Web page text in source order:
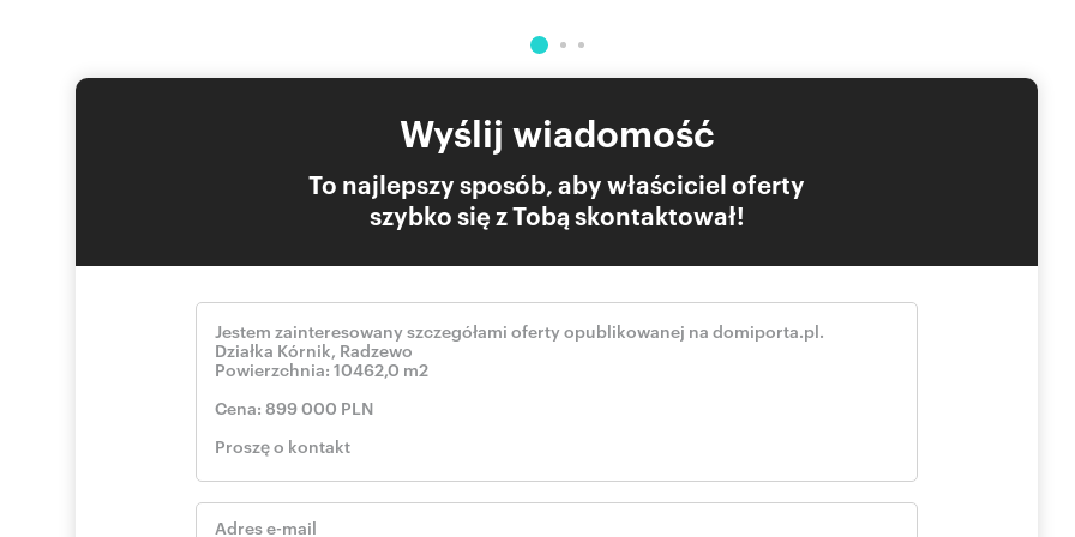
Zapewniamy profesjonalną i kompleksową obsługę do momentu przekazania kluczy. Załatwiamy wszelkie możliwe
formalności i zapewniamy bezpieczeństwo transakcji.
Numer oferty: ZS1653
Osoba odpowiedzialna zawodowo: Danuta Pepeta
Nr licencji zawodowej: brak danych
Wyślij wiadomość
To najlepszy sposób, aby właściciel oferty
szybko się z Tobą skontaktował!